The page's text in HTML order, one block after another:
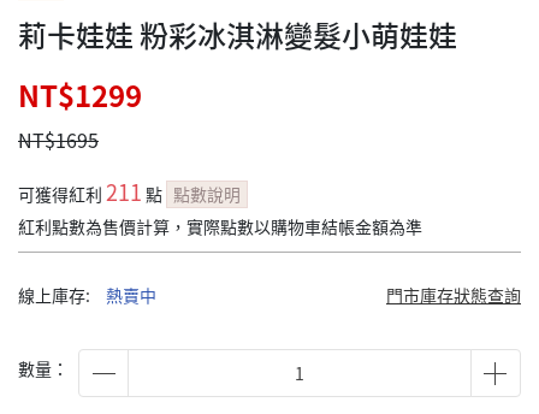
莉卡娃娃 粉彩冰淇淋變髮小萌娃娃
NT$1299
NT$1695
可獲得紅利 211 點 點數說明
紅利點數為售價計算，實際點數以購物車結帳金額為準
線上庫存: 熱賣中 門市庫存狀態查詢
數量：